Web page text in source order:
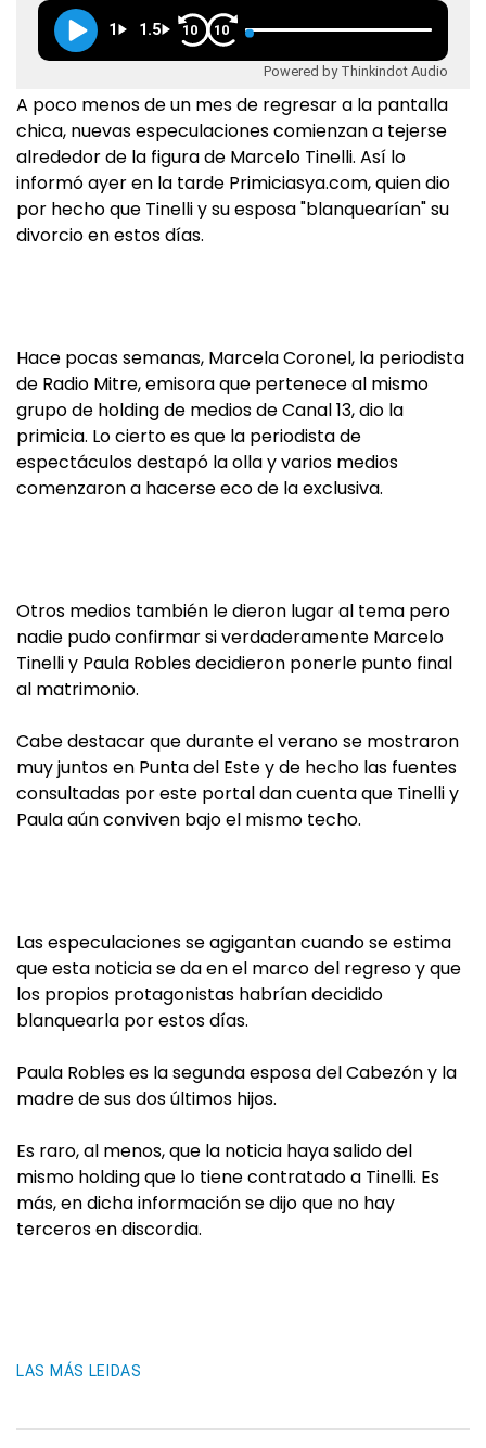
1 1.5 10 10
Powered by Thinkindot Audio
A poco menos de un mes de regresar a la pantalla
chica, nuevas especulaciones comienzan a tejerse
alrededor de la figura de Marcelo Tinelli. Así lo
informó ayer en la tarde Primiciasya.com, quien dio
por hecho que Tinelli y su esposa "blanquearían" su
divorcio en estos días.
Hace pocas semanas, Marcela Coronel, la periodista
de Radio Mitre, emisora que pertenece al mismo
grupo de holding de medios de Canal 13, dio la
primicia. Lo cierto es que la periodista de
espectáculos destapó la olla y varios medios
comenzaron a hacerse eco de la exclusiva.
Otros medios también le dieron lugar al tema pero
nadie pudo confirmar si verdaderamente Marcelo
Tinelli y Paula Robles decidieron ponerle punto final
al matrimonio.
Cabe destacar que durante el verano se mostraron
muy juntos en Punta del Este y de hecho las fuentes
consultadas por este portal dan cuenta que Tinelli y
Paula aún conviven bajo el mismo techo.
Las especulaciones se agigantan cuando se estima
que esta noticia se da en el marco del regreso y que
los propios protagonistas habrían decidido
blanquearla por estos días.
Paula Robles es la segunda esposa del Cabezón y la
madre de sus dos últimos hijos.
Es raro, al menos, que la noticia haya salido del
mismo holding que lo tiene contratado a Tinelli. Es
más, en dicha información se dijo que no hay
terceros en discordia.
LAS MÁS LEIDAS